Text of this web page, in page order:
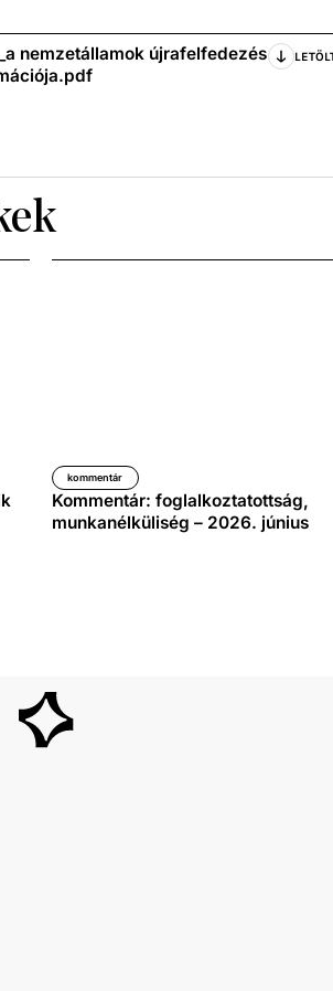
nemzetállamok újrafelfedezés
kommentár
Kommentár: foglalkoztatottság,
munkanélküliség – 2026. június